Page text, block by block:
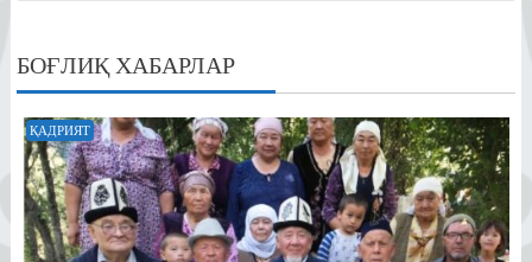
БОҒЛИҚ ХАБАРЛАР
ҚАДРИЯТ